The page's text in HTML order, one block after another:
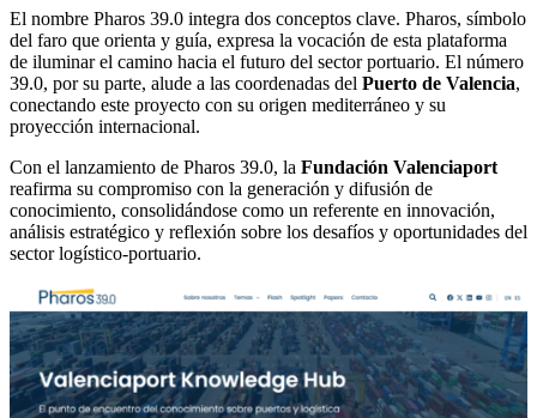
El nombre Pharos 39.0 integra dos conceptos clave. Pharos, símbolo
del faro que orienta y guía, expresa la vocación de esta plataforma
de iluminar el camino hacia el futuro del sector portuario. El número
39.0, por su parte, alude a las coordenadas del Puerto de Valencia,
conectando este proyecto con su origen mediterráneo y su
proyección internacional.
Con el lanzamiento de Pharos 39.0, la Fundación Valenciaport
reafirma su compromiso con la generación y difusión de
conocimiento, consolidándose como un referente en innovación,
análisis estratégico y reflexión sobre los desafíos y oportunidades del
sector logístico-portuario.